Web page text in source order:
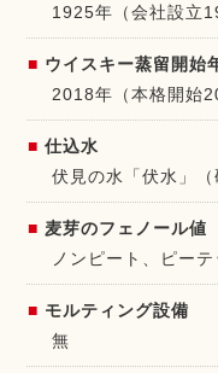
1925年（会社設立
ウイスキー蒸留開始
2018年（本格開始
仕込水
伏見の水「伏水」（
麦芽のフェノール値
ノンピート、ピー
モルティング設備
無